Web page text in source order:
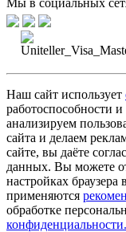
Наш сайт использует
работоспособности
анализируем
сайта и делаем
сайте, вы даёте
данных. Вы можете
настройках
применяются
обработке
конфиденциальности.